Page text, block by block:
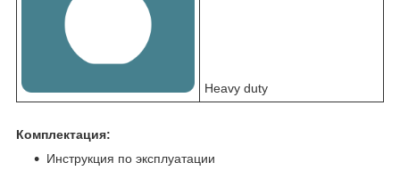
Heavy duty
Комплектация:
Инструкция по эксплуатации